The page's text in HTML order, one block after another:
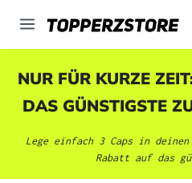
springen
NUR FÜR KURZE
DAS GÜNSTIGSTE
Lege einfach 3 Caps in deinen
Rabatt auf das